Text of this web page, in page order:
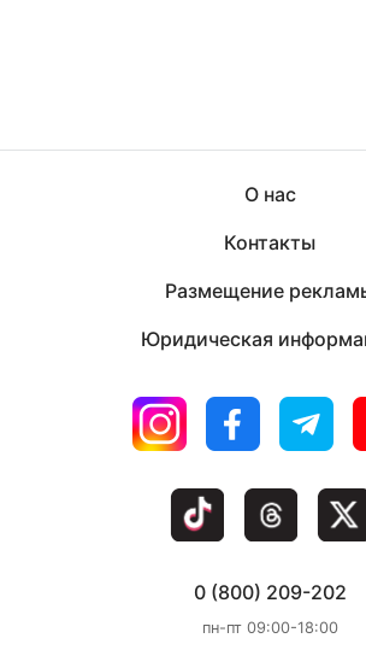
О нас
Контакты
Размещение
Юридическая
0 (800) 209-202
пн-пт 09:00-18:00